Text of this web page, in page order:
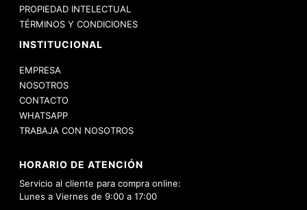
PROPIEDAD INTELECTUAL
TÉRMINOS Y CONDICIONES
INSTITUCIONAL
EMPRESA
NOSOTROS
CONTACTO
WHATSAPP
TRABAJA CON NOSOTROS
HORARIO DE ATENCIÓN
Servicio al cliente para compra online:
Lunes a Viernes de 9:00 a 17:00